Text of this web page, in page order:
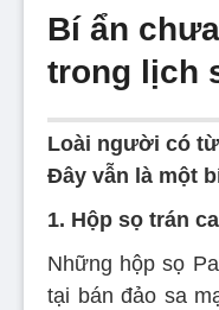
Bí ẩn
trong lịch
Loài người có
Đây vẫn là một
1. Hộp sọ trán
Những hộp sọ
tại bán đảo sa